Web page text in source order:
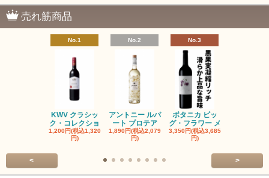
売れ筋商品
No.1
KWV クラシッ
ク・コレクショ
1,200円(税込1,320
円)
No.2
アントニー ルパ
ート プロテア
1,890円(税込2,079
円)
No.3
ボタニカ ビッ
グ・フラワー メ
3,350円(税込3,685
円)
< >